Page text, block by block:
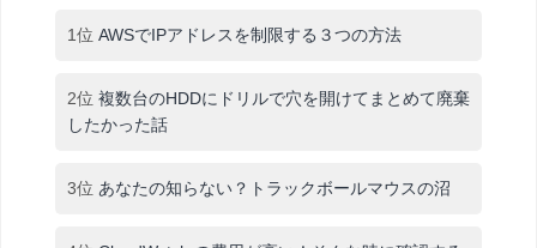
1位 AWSでIPアドレスを制限する３つの方法
2位 複数台のHDDにドリルで穴を開けてまとめて廃棄
したかった話
3位 あなたの知らない？トラックボールマウスの沼